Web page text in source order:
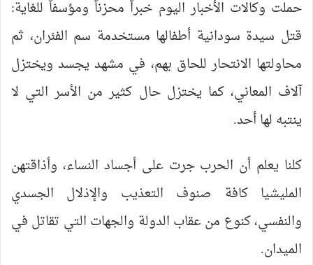
حملت وكالات الأخبار اليوم خبراً محزناً ومؤسفاً للغاية:
قتل سيدة سودانية أطفالها مستخدمة سم الفئران، ثم
محاولتها الانتحار للحاق بهم، في مشهد يجسد ويختزل
آلاف المعاني، كما يختزل حال كثير من الأسر التي لا
ينتبه لها أحد.
كلنا يعلم أن الحرب جرت على أجساد النساء، وأذاقتهن
المليشيا كافة صنوف التعذيب والإذلال الجسدي
والنفسي، كنوع من عقاب الدولة والجهات التي تقاتل في
الميدان.